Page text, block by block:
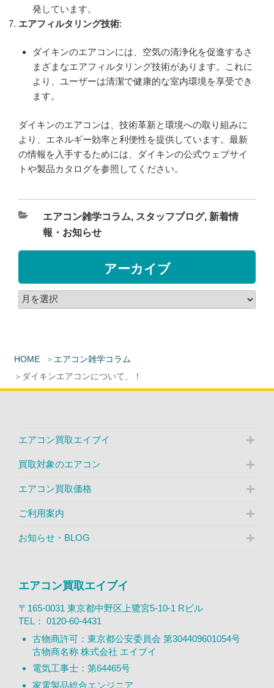
HOME
エアコン雑学コラム
ダイキンエアコンについて、！
発しています。
エアフィルタリング技術:
ダイキンのエアコンには、空気の清浄化を促進するさ
まざまなエアフィルタリング技術があります。これに
より、ユーザーは清潔で健康的な室内環境を享受でき
ます。
ダイキンのエアコンは、技術革新と環境への取り組みに
より、エネルギー効率と利便性を提供しています。最新
の情報を入手するためには、ダイキンの公式ウェブサイ
トや製品カタログを参照してください。
エアコン雑学コラム, スタッフブログ, 新着情
報・お知らせ
アーカイブ
エアコン買取エイブイ
買取対象のエアコン
エアコン買取価格
ご利用案内
お知らせ・BLOG
エアコン買取エイブイ
〒165-0031 東京都中野区上鷺宮5-10-1 Rビル
TEL： 0120-60-4431
古物商許可：東京都公安委員会 第304409601054号
古物商名称 株式会社 エイブイ
電気工事士：第64465号
家電製品総合エンジニア